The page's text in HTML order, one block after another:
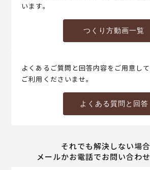
います。
つくり方動画一覧
よくあるご質問と回答内容をご用意し
ご利用くださいませ。
よくある質問と回答
それでも解決しない場合
メールかお電話でお問い合わせ